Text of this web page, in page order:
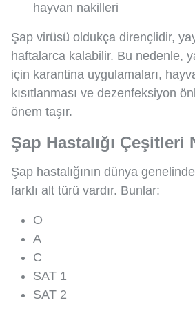
hayvan nakilleri
Şap virüsü oldukça dirençlidir,
haftalarca kalabilir. Bu nedenle,
için karantina uygulamaları,
kısıtlanması ve dezenfeksiyon
önem taşır.
Şap Hastalığı Çeşitleri
Şap hastalığının dünya
farklı alt türü vardır. Bunlar:
O
A
C
SAT 1
SAT 2